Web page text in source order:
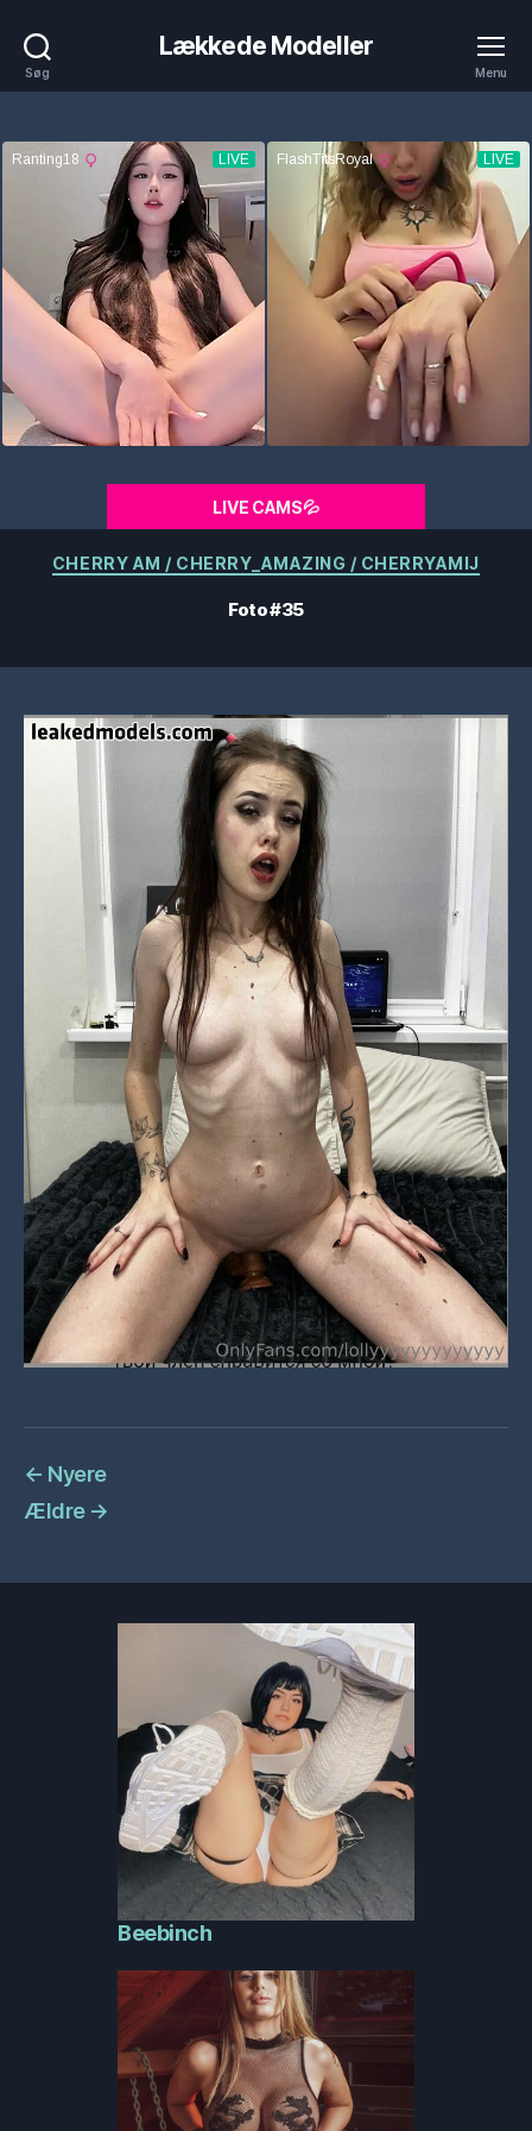
Søg
Lækkede Modeller
Menu
LIVE CAMS💦
Kategorier
CHERRY AM / CHERRY_AMAZING / CHERRYAMIJ
Foto #35
← Nyere
Ældre →
Beebinch